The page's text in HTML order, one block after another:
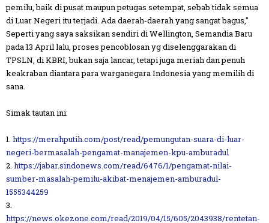
pemilu, baik di pusat maupun petugas setempat, sebab tidak semua
di Luar Negeri itu terjadi. Ada daerah-daerah yang sangat bagus,"
Seperti yang saya saksikan sendiri di Wellington, Semandia Baru
pada 13 April lalu, proses pencoblosan yg diselenggarakan di
TPSLN, di KBRI, bukan saja lancar, tetapi juga meriah dan penuh
keakraban diantara para warganegara Indonesia yang memilih di
sana.
Simak tautan ini:
1. https://merahputih.com/post/read/pemungutan-suara-di-luar-
negeri-bermasalah-pengamat-manajemen-kpu-amburadul
2. https://jabar.sindonews.com/read/6476/1/pengamat-nilai-
sumber-masalah-pemilu-akibat-menajemen-amburadul-
1555344259
3.
https://news.okezone.com/read/2019/04/15/605/2043938/rentetan-